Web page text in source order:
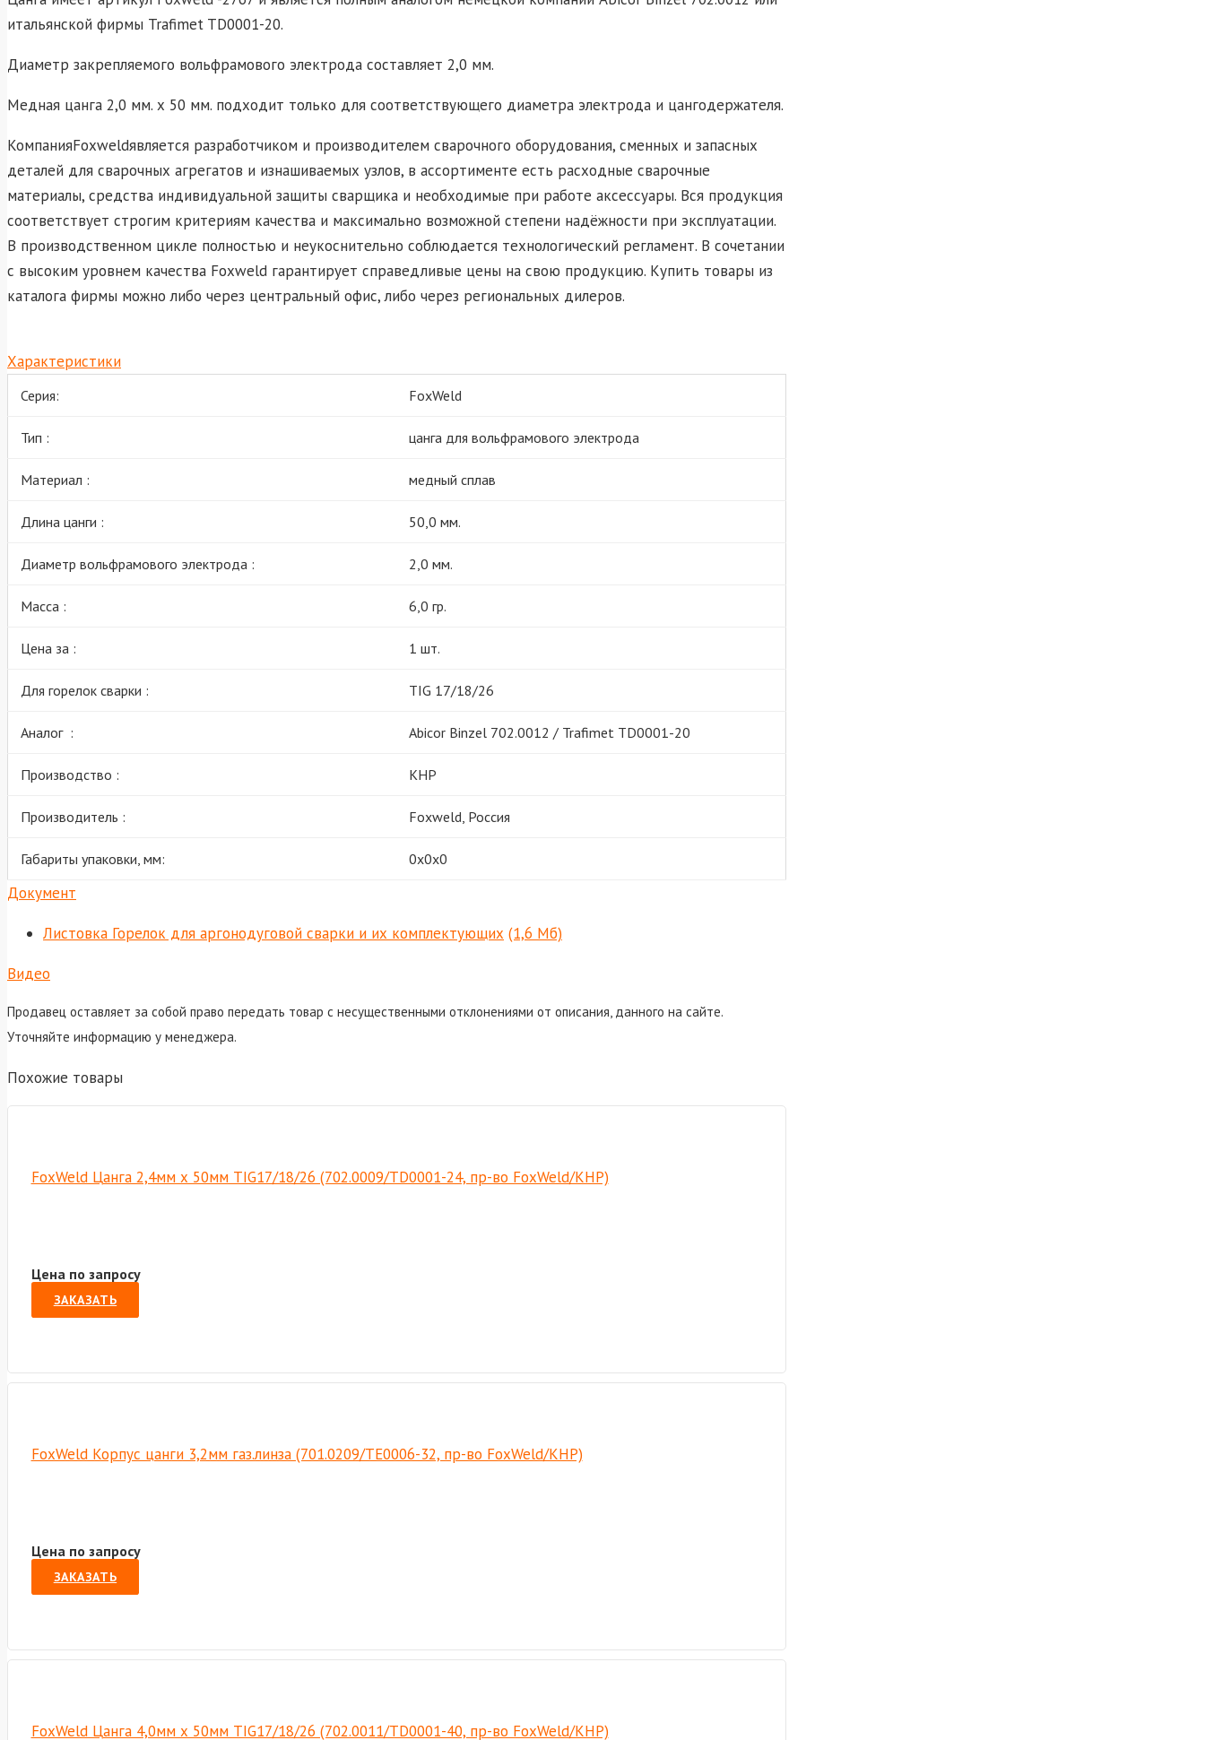
итальянской фирмы Trafimet TD0001-20.
Диаметр закрепляемого вольфрамового электрода составляет 2,0 мм.
Медная цанга 2,0 мм. х 50 мм. подходит только для соответствующего диаметра электрода и цангодержателя.
КомпанияFoxweldявляется разработчиком и производителем сварочного оборудования, сменных и запасных
деталей для сварочных агрегатов и изнашиваемых узлов, в ассортименте есть расходные сварочные
материалы, средства индивидуальной защиты сварщика и необходимые при работе аксессуары. Вся продукция
соответствует строгим критериям качества и максимально возможной степени надёжности при эксплуатации.
В производственном цикле полностью и неукоснительно соблюдается технологический регламент. В сочетании
с высоким уровнем качества Foxweld гарантирует справедливые цены на свою продукцию. Купить товары из
каталога фирмы можно либо через центральный офис, либо через региональных дилеров.
Характеристики
Серия: FoxWeld
Тип : цанга для вольфрамового электрода
Материал : медный сплав
Длина цанги : 50,0 мм.
Диаметр вольфрамового электрода : 2,0 мм.
Масса : 6,0 гр.
Цена за : 1 шт.
Для горелок сварки : TIG 17/18/26
Аналог : Abicor Binzel 702.0012 / Trafimet TD0001-20
Производство : КНР
Производитель : Foxweld, Россия
Габариты упаковки, мм: 0х0х0
Документ
Листовка Горелок для аргонодуговой сварки и их комплектующих (1,6 Мб)
Видео
Продавец оставляет за собой право передать товар с несущественными отклонениями от описания, данного на сайте.
Уточняйте информацию у менеджера.
Похожие товары
FoxWeld Цанга 2,4мм х 50мм TIG17/18/26 (702.0009/TD0001-24, пр-во FoxWeld/КНР)
Цена по запросу
ЗАКАЗАТЬ
FoxWeld Корпус цанги 3,2мм газ.линза (701.0209/ТЕ0006-32, пр-во FoxWeld/КНР)
Цена по запросу
ЗАКАЗАТЬ
FoxWeld Цанга 4,0мм х 50мм TIG17/18/26 (702.0011/TD0001-40, пр-во FoxWeld/КНР)